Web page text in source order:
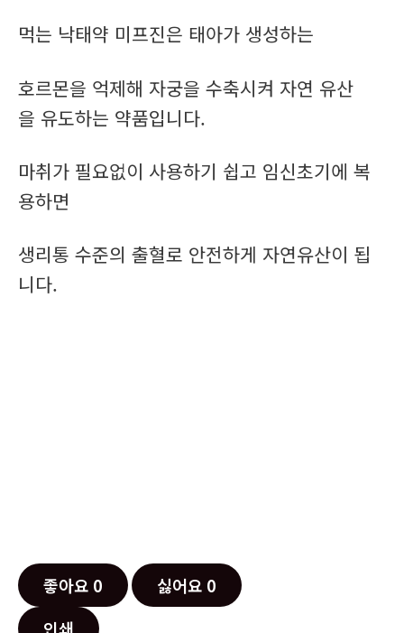
먹는 낙태약 미프진은 태아가 생성하는
호르몬을 억제해 자궁을 수축시켜 자연 유산
을 유도하는 약품입니다.
마취가 필요없이 사용하기 쉽고 임신초기에 복
용하면
생리통 수준의 출혈로 안전하게 자연유산이 됩
니다.
좋아요 0 싫어요 0
인쇄